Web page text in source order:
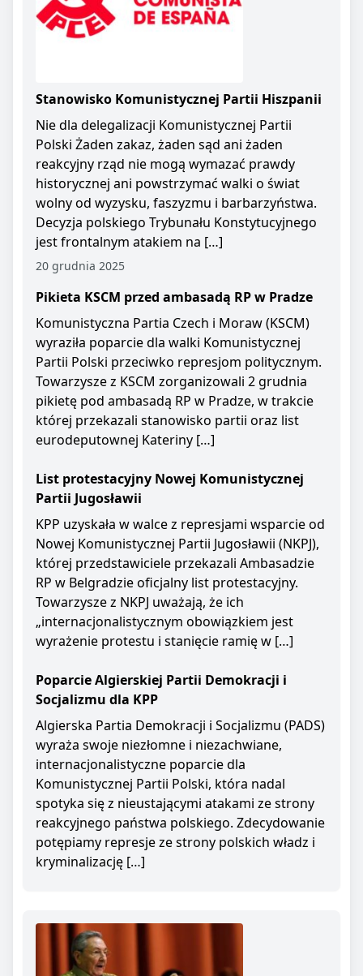
Stanowisko Komunistycznej Partii Hiszpanii
Nie dla delegalizacji Komunistycznej Partii
Polski Żaden zakaz, żaden sąd ani żaden
reakcyjny rząd nie mogą wymazać prawdy
historycznej ani powstrzymać walki o świat
wolny od wyzysku, faszyzmu i barbarzyństwa.
Decyzja polskiego Trybunału Konstytucyjnego
jest frontalnym atakiem na […]
20 grudnia 2025
Pikieta KSCM przed ambasadą RP w Pradze
Komunistyczna Partia Czech i Moraw (KSCM)
wyraziła poparcie dla walki Komunistycznej
Partii Polski przeciwko represjom politycznym.
Towarzysze z KSCM zorganizowali 2 grudnia
pikietę pod ambasadą RP w Pradze, w trakcie
której przekazali stanowisko partii oraz list
eurodeputownej Kateriny […]
List protestacyjny Nowej Komunistycznej
Partii Jugosławii
KPP uzyskała w walce z represjami wsparcie od
Nowej Komunistycznej Partii Jugosławii (NKPJ),
której przedstawiciele przekazali Ambasadzie
RP w Belgradzie oficjalny list protestacyjny.
Towarzysze z NKPJ uważają, że ich
„internacjonalistycznym obowiązkiem jest
wyrażenie protestu i stanięcie ramię w […]
Poparcie Algierskiej Partii Demokracji i
Socjalizmu dla KPP
Algierska Partia Demokracji i Socjalizmu (PADS)
wyraża swoje niezłomne i niezachwiane,
internacjonalistyczne poparcie dla
Komunistycznej Partii Polski, która nadal
spotyka się z nieustającymi atakami ze strony
reakcyjnego państwa polskiego. Zdecydowanie
potępiamy represje ze strony polskich władz i
kryminalizację […]